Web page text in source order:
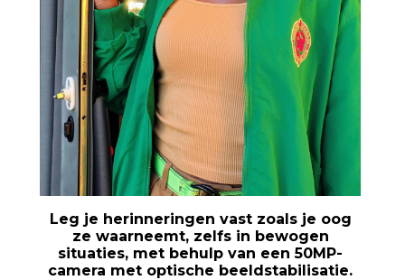
Leg je herinneringen vast zoals je oog
ze waarneemt, zelfs in bewogen
situaties, met behulp van een 50MP-
camera met optische beeldstabilisatie.